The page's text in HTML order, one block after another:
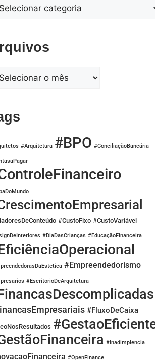
#Arquitetura #BPO #ConciliaçãoBancária
#CustoFixo #CustoVariável
#DiaDasCrianças #EducaçãoFinanceira
#Empreendedorismo
#EscritorioDeArquitetura
#FluxoDeCaixa
#Inadimplencia
#OpenFinance